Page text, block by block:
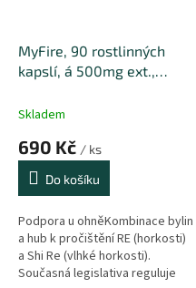
MyFire, 90 rostlinných
kapslí, á 500mg ext.,
Skladem
690 Kč / ks
Do košíku
Podpora u ohněKombinace bylin
a hub k pročištění RE (horkosti)
a Shi Re (vlhké horkosti).
Současná legislativa reguluje